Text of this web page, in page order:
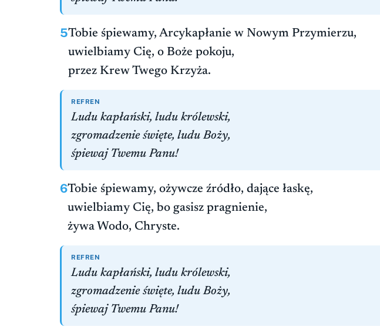
5Tobie śpiewamy, Arcykapłanie w Nowym Przymierzu,
uwielbiamy Cię, o Boże pokoju,
przez Krew Twego Krzyża.
REFREN
Ludu kapłański, ludu królewski,
zgromadzenie święte, ludu Boży,
śpiewaj Twemu Panu!
6Tobie śpiewamy, ożywcze źródło, dające łaskę,
uwielbiamy Cię, bo gasisz pragnienie,
żywa Wodo, Chryste.
REFREN
Ludu kapłański, ludu królewski,
zgromadzenie święte, ludu Boży,
śpiewaj Twemu Panu!